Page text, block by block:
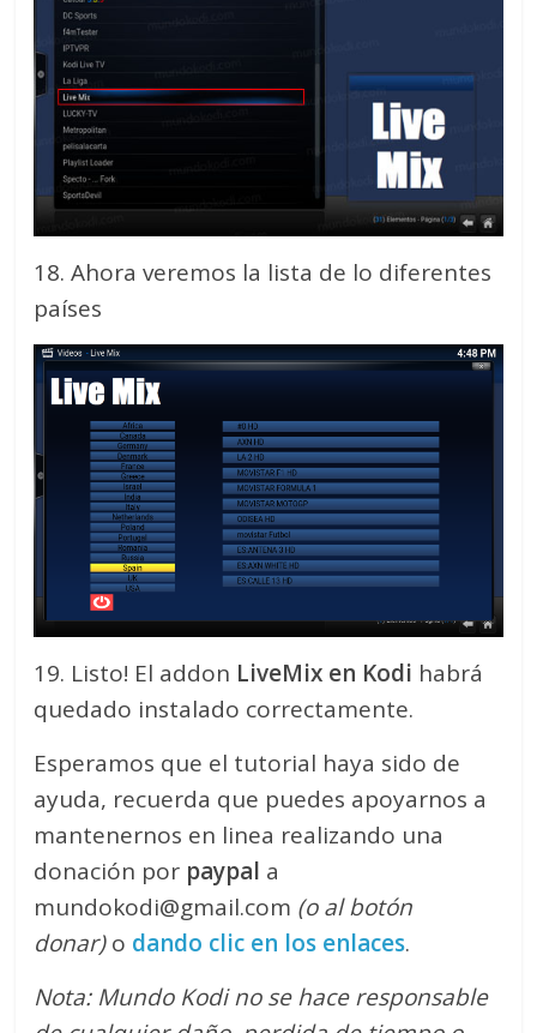
18. Ahora veremos la lista de lo diferentes
países
19. Listo! El addon LiveMix en Kodi habrá
quedado instalado correctamente.
Esperamos que el tutorial haya sido de
ayuda, recuerda que puedes apoyarnos a
mantenernos en linea realizando una
donación por paypal a
mundokodi@gmail.com (o al botón
donar)o dando clic en los enlaces.
Nota: Mundo Kodi no se hace responsable